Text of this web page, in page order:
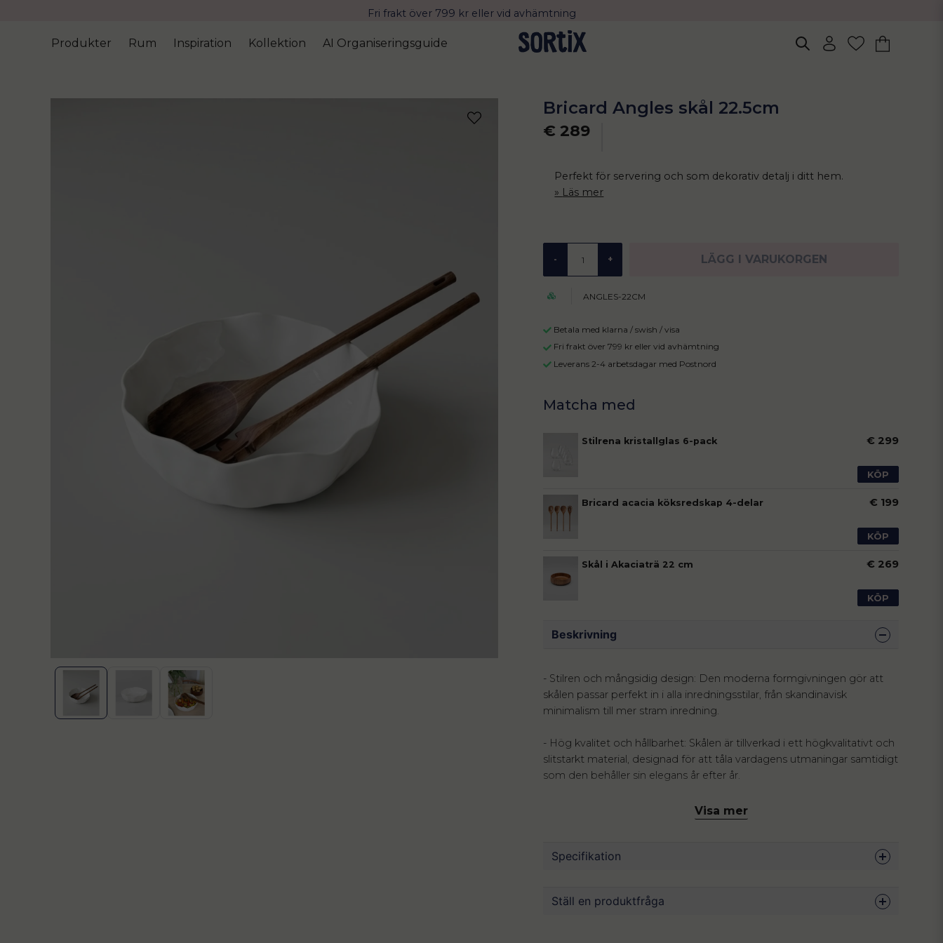
Fri frakt över 799 kr eller vid avhämtning
Leverans 2-4 arbetsdagar med Postnord
Produkter Rum Inspiration Kollektion AI Organiseringsguide
Bricard Angles skål 22.5cm
€ 289
Perfekt för servering och som dekorativ detalj i ditt hem.
Läs mer
- + LÄGG I VARUKORGEN
ANGLES-22CM
Betala med klarna / swish / visa
Fri frakt över 799 kr eller vid avhämtning
Leverans 2-4 arbetsdagar med Postnord
Stilrena kristallglas 6-pack € 299
KÖP
Bricard acacia köksredskap 4-delar € 199
KÖP
Skål i Akaciaträ 22 cm € 269
KÖP
Beskrivning
- Stilren och mångsidig design: Den moderna formgivningen gör att
skålen passar perfekt in i alla inredningsstilar, från skandinavisk
minimalism till mer stram inredning.
- Hög kvalitet och hållbarhet: Skålen är tillverkad i ett högkvalitativt och
slitstarkt material, designad för att tåla vardagens utmaningar samtidigt
som den behåller sin elegans år efter år.
- Optimal storlek: Med en diameter på 22,5 cm är den idealisk för allt
från att servera krispiga sallader och frukt till att agera förvaringsskål för
organiserat och vackert.
Visa mer
Specifikation
Mått
22.5 x 7.5 cm
Ställ en produktfråga